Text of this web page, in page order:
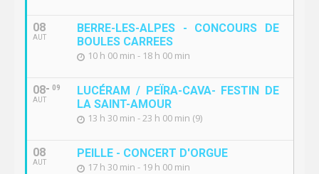
08
AUT
BERRE-LES-ALPES - CONCOURS DE
BOULES CARREES
10 h 00 min - 18 h 00 min
08
AUT
09
LUCÉRAM / PEÏRA-CAVA- FESTIN DE
LA SAINT-AMOUR
13 h 30 min - 23 h 00 min (9)
08
AUT
PEILLE - CONCERT D'ORGUE
17 h 30 min - 19 h 00 min